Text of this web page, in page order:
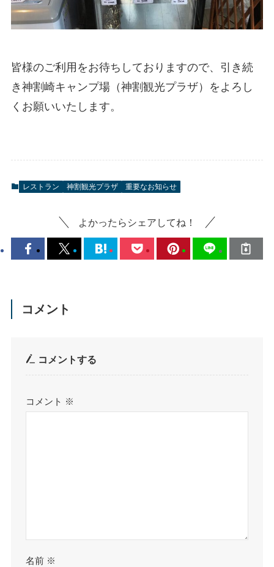
皆様のご利用をお待ちしておりますので、引き続
き神割崎キャンプ場（神割観光プラザ）をよろし
くお願いいたします。
レストラン 神割観光プラザ 重要なお知らせ
よかったらシェアしてね！
コメント
コメントする
コメント ※
名前 ※